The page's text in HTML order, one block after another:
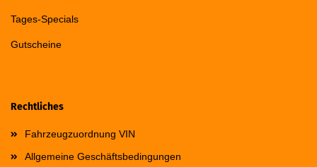
Tages-Specials
Gutscheine
Rechtliches
Fahrzeugzuordnung VIN
Allgemeine Geschäftsbedingungen